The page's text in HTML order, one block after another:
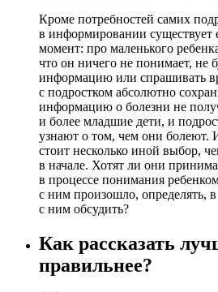
Кроме потребностей самих
в информировании
момент: про маленького
что он ничего не понимает, не
информацию или спрашивать
с подростком абсолютно
информацию о болезни не
и более младшие дети, и
узнают о том, чем они болеют.
стоит несколько иной выбор,
в начале. Хотят ли они
в процессе понимания
с ним произошло, определять,
с ним обсудить?
Как рассказать
правильнее?